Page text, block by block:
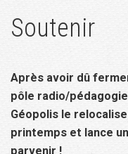
Soutenir
Après avoir dû
pôle radio/
Géopolis le
printemps et lance
parvenir !